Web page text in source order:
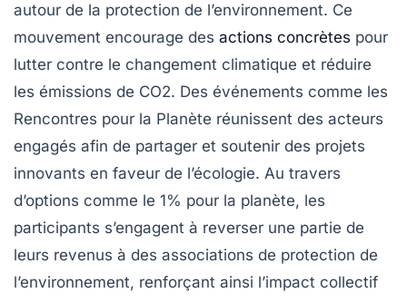
autour de la protection de l’environnement. Ce
mouvement encourage des actions concrètes pour
lutter contre le changement climatique et réduire
les émissions de CO2. Des événements comme les
Rencontres pour la Planète réunissent des acteurs
engagés afin de partager et soutenir des projets
innovants en faveur de l’écologie. Au travers
d’options comme le 1% pour la planète, les
participants s’engagent à reverser une partie de
leurs revenus à des associations de protection de
l’environnement, renforçant ainsi l’impact collectif